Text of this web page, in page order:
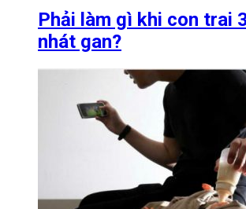
Phải làm gì khi con trai
nhát gan?